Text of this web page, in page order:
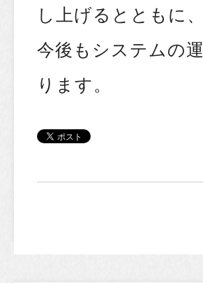
し上げるとともに、
今後もシステムの
ります。